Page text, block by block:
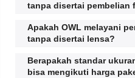
tanpa disertai pembelian
Apakah OWL melayani
tanpa disertai lensa?
Berapakah standar
bisa mengikuti harga